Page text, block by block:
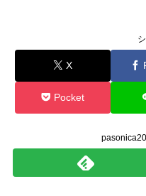
X
Pocket